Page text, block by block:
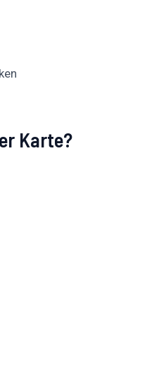
Karte?